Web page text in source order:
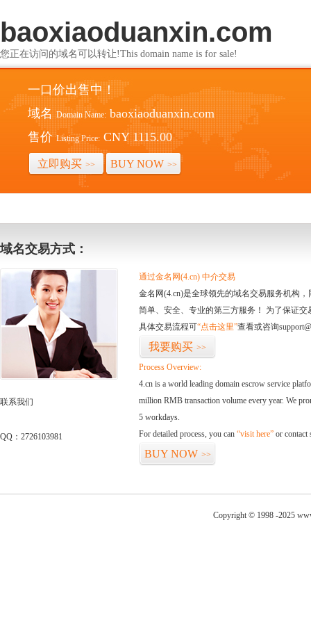
baoxiaoduanxin.com
您正在访问的域名可以转让!This domain name is for sale!
一口价出售中！
域名 Domain Name: baoxiaoduanxin.com
售价 Listing Price: CNY 1115.00
立即购买 >> BUY NOW >>
域名交易方式：
联系我们
QQ：2726103981
通过金名网(4.cn) 中介交易
金名网(4.cn)是全球领先的域名交易服务机构
简单、安全、专业的第三方服务！ 为了保证
具体交易流程可“点击这里”查看或咨询
我要购买 >>
Process Overview:
4.cn is a world leading domain escrow service
million RMB transaction volume every year. We
5 workdays.
For detailed process, you can “visit here” or contact
BUY NOW >>
Copyright © 1998 -2025